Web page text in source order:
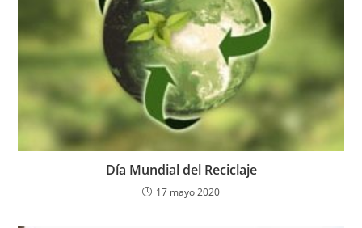
Día Mundial del Reciclaje
17 mayo 2020